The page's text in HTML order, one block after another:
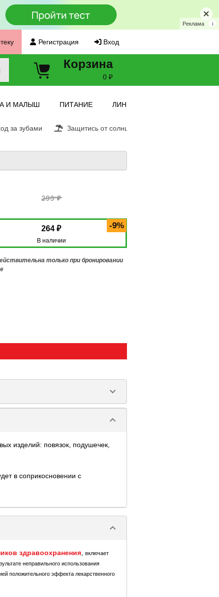
Реклама i
Регистрация Вход
Корзина
0 ₽
И МАЛЫШ ПИТАНИЕ ЛИНЗЫ
за зубами Защитись от солнца
293 ₽
-9%
264 ₽
В наличии
только при бронировании
keyboard_arrow_down
keyboard_arrow_down
изделий: повязок, подушечек,
в соприкосновении с
keyboard_arrow_down
здравоохранения
включает
неправильного использования
положительного эффекта лекарственного